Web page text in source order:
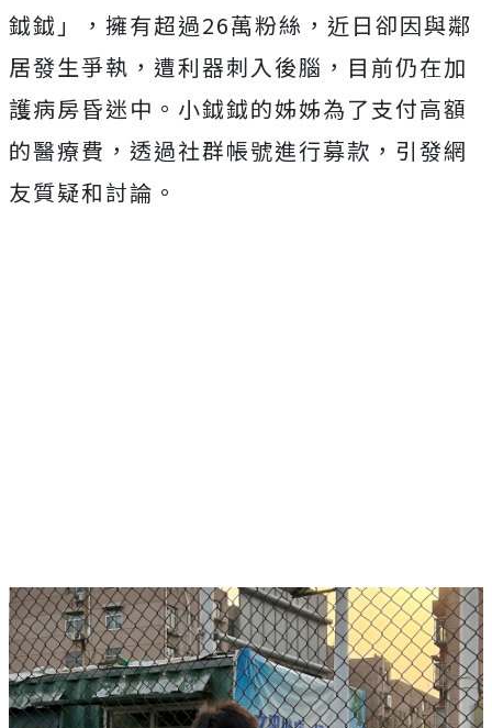
鉞鉞」，擁有超過26萬粉絲，近日卻因與鄰
居發生爭執，遭利器刺入後腦，目前仍在加
護病房昏迷中。小鉞鉞的姊姊為了支付高額
的醫療費，透過社群帳號進行募款，引發網
友質疑和討論。